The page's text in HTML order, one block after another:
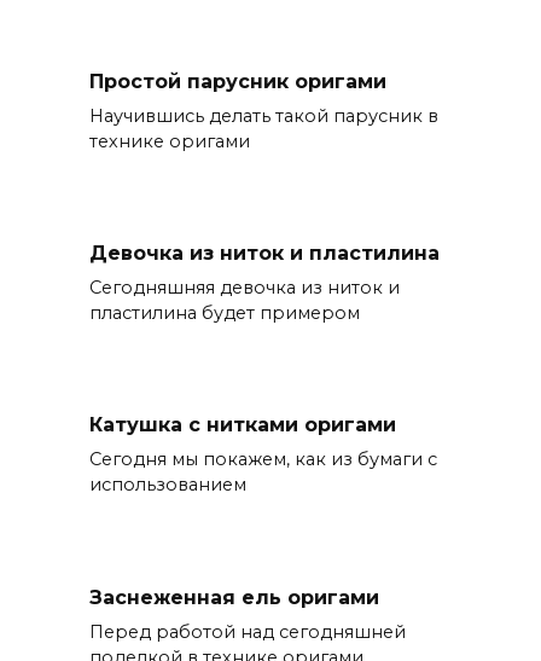
Простой парусник оригами
Научившись делать такой парусник в
технике оригами
Девочка из ниток и пластилина
Сегодняшняя девочка из ниток и
пластилина будет примером
Катушка с нитками оригами
Сегодня мы покажем, как из бумаги с
использованием
Заснеженная ель оригами
Перед работой над сегодняшней